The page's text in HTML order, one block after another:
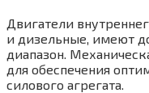
Двигатели
и дизельные, имеют
диапазон.
для обеспечения
силового агрегата.